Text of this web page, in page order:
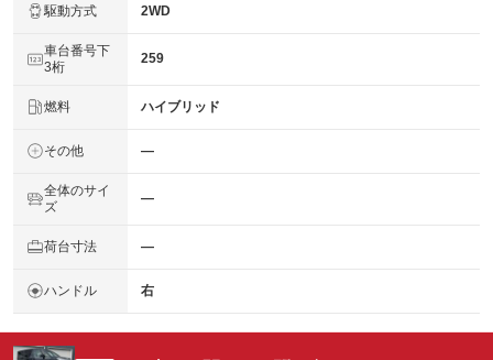
駆動方式 2WD
車台番号下
3桁
259
燃料 ハイブリッド
その他 ―
全体のサイ
ズ
―
荷台寸法 ―
ハンドル 右